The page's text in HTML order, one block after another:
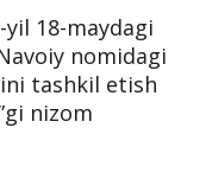
18-maydagi
nomidagi
tashkil etish
nizom